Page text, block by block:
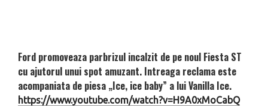
Ford promoveaza parbrizul incalzit de pe noul Fiesta ST
cu ajutorul unui spot amuzant. Intreaga reclama este
acompaniata de piesa „Ice, ice baby” a lui Vanilla Ice.
https://www.youtube.com/watch?v=H9A0xMoCabQ